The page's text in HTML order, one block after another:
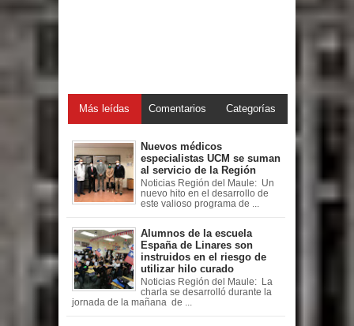
Más leídas Comentarios Categorías
Nuevos médicos
especialistas UCM se suman
al servicio de la Región
Noticias Región del Maule: Un
nuevo hito en el desarrollo de
este valioso programa de ...
Alumnos de la escuela
España de Linares son
instruidos en el riesgo de
utilizar hilo curado
Noticias Región del Maule: La
charla se desarrolló durante la
jornada de la mañana de ...